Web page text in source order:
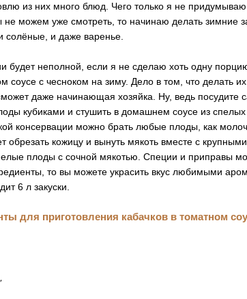
из них много блюд. Чего только я не
не можем уже смотреть, то начинаю делать зимние
солёные, и даже варенье.
будет неполной, если я не сделаю хоть одну
соусе с чесноком на зиму. Дело в том, что делать
даже начинающая хозяйка. Ну, ведь посудите
кубиками и стушить в домашнем соусе из
консервации можно брать любые плоды, как
обрезать кожицу и вынуть мякоть вместе с
плоды с сочной мякотью. Специи и приправы
то вы можете украсить вкус любимыми
6 л закуски.